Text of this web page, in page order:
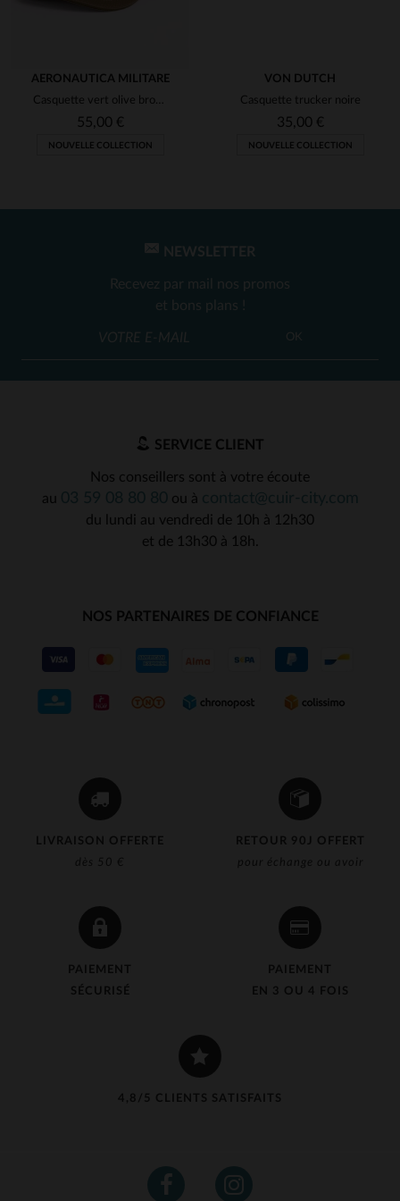
AERONAUTICA MILITARE
Casquette vert olive brodé
55,00 €
NOUVELLE COLLECTION
VON DUTCH
Casquette trucker noire
35,00 €
NOUVELLE COLLECTION
LIVRAISON OFFERTE
dès 50 €
RETOUR 90J OFFERT
pour échange ou avoir
PAIEMENT
SÉCURISÉ
PAIEMENT
EN 3 OU 4 FOIS
4,8/5 CLIENTS SATISFAITS
NEWSLETTER
Recevez par mail nos promos
et bons plans !
OK
SERVICE CLIENT
Nos conseillers sont à votre écoute
au
ou à
du lundi au vendredi de 10h à 12h30
et de 13h30 à 18h.
NOS PARTENAIRES DE CONFIANCE